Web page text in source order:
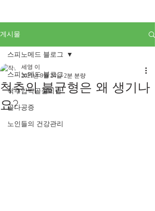
게시물
스피노메드 블로그
척추압박골절이란
골다공증
노인들의 건강관리
스피노메드 블로그
척추의 불균형은 왜 생기나
요?
세영 이
2021년 9월 24일 2분 분량